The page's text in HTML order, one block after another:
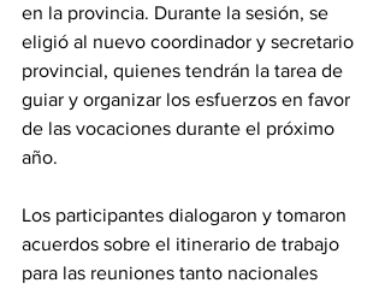
en la provincia. Durante la sesión, se
eligió al nuevo coordinador y secretario
provincial, quienes tendrán la tarea de
guiar y organizar los esfuerzos en favor
de las vocaciones durante el próximo
año.
Los participantes dialogaron y tomaron
acuerdos sobre el itinerario de trabajo
para las reuniones tanto nacionales